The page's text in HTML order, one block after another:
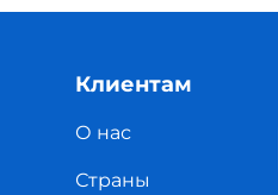
Клиентам
О нас
Страны